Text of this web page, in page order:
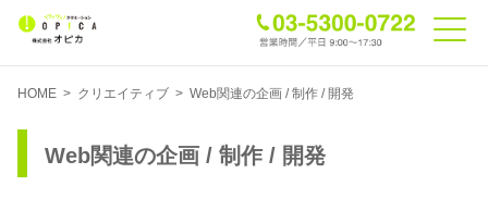
HOME > クリエイティブ > Web関連の企画 / 制作 / 開発
Web関連の企画 / 制作 / 開発